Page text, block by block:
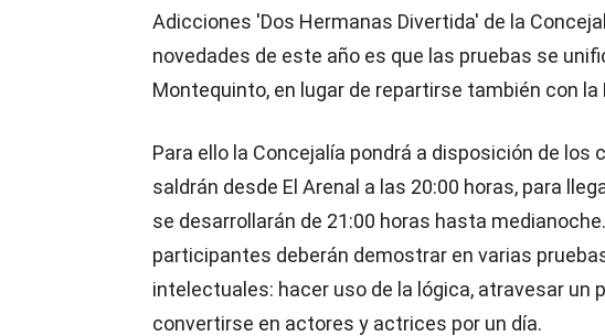
Adicciones 'Dos Hermanas Divertida' de la
novedades de este año es que las pruebas se
Montequinto, en lugar de repartirse también con la
Para ello la Concejalía pondrá a disposición de
saldrán desde El Arenal a las 20:00 horas, para
se desarrollarán de 21:00 horas hasta
participantes deberán demostrar en varias
intelectuales: hacer uso de la lógica, atravesar un
convertirse en actores y actrices por un día.